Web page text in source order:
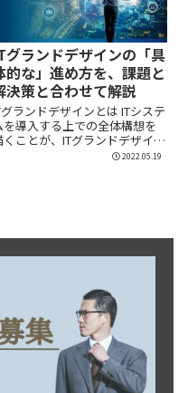
グランドデザインの「具
的な」進め方を、課題と
決策と合わせて解説
ランドデザインとは ITシステ
を導入する上での全体構想を
くことが、ITグランドデザイン
2022.05.19